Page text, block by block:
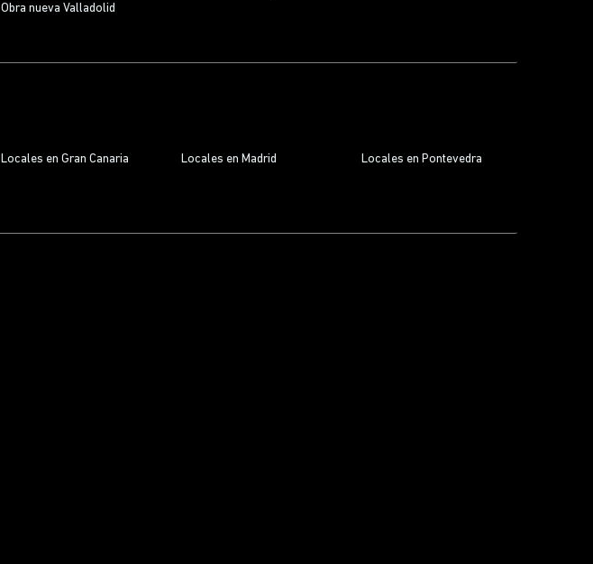
Obra nueva Valladolid
Locales en Gran Canaria Locales en Madrid
Locales en Pontevedra